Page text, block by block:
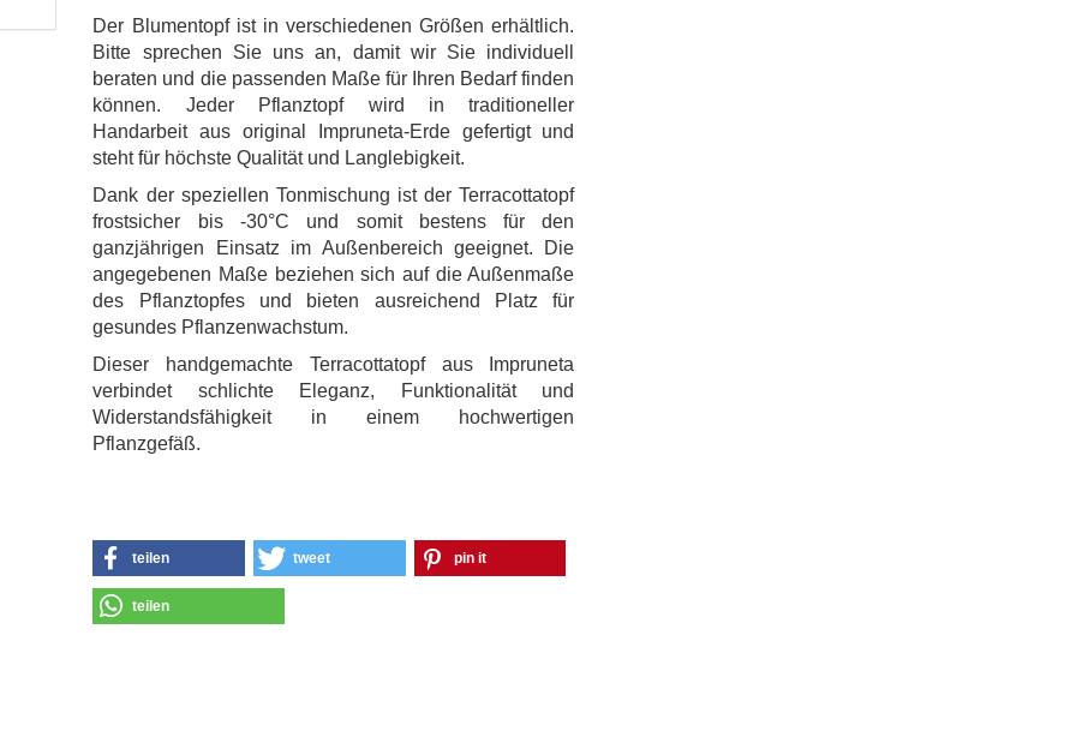
Der Blumentopf ist in verschiedenen Größen erhältlich.
Bitte sprechen Sie uns an, damit wir Sie individuell
beraten und die passenden Maße für Ihren Bedarf finden
können. Jeder Pflanztopf wird in traditioneller
Handarbeit aus original Impruneta-Erde gefertigt und
steht für höchste Qualität und Langlebigkeit.
Dank der speziellen Tonmischung ist der Terracottatopf
frostsicher bis -30°C und somit bestens für den
ganzjährigen Einsatz im Außenbereich geeignet. Die
angegebenen Maße beziehen sich auf die Außenmaße
des Pflanztopfes und bieten ausreichend Platz für
gesundes Pflanzenwachstum.
Dieser handgemachte Terracottatopf aus Impruneta
verbindet schlichte Eleganz, Funktionalität und
Widerstandsfähigkeit in einem hochwertigen
Pflanzgefäß.
teilen tweet pin it
teilen